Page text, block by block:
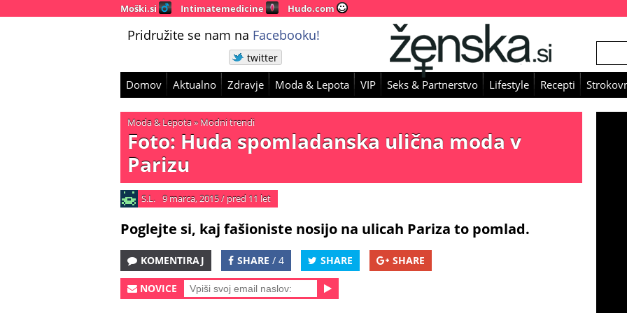
Moški.si Intimatemedicine Hudo.com
Pridružite se nam na Facebooku!
twitter
Domov Aktualno Zdravje Moda & Lepota VIP Seks & Partnerstvo Lifestyle Recepti
Moda & Lepota» Modni trendi
Foto: Huda spomladanska ulična moda v
Parizu
S.L. 9 marca, 2015/ pred 11 let
Poglejte si, kaj fašioniste nosijo na ulicah Pariza to pomlad.
KOMENTIRAJ SHARE / 4 SHARE SHARE
NOVICE